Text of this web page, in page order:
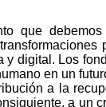
que
digital. Los
en un
a la
a un